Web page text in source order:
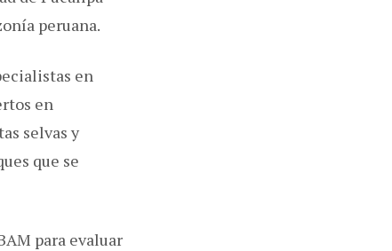
peruana.
en
en
selvas y
que se
para evaluar